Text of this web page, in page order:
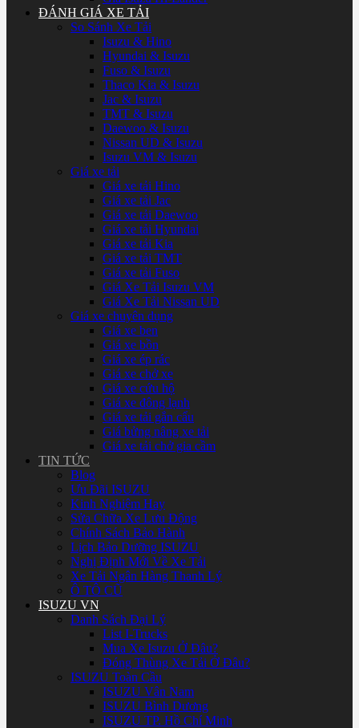
ĐÁNH GIÁ XE TẢI
So Sánh Xe Tải
Isuzu & Hino
Hyundai & Isuzu
Fuso & Isuzu
Thaco Kia & Isuzu
Jac & Isuzu
TMT & Isuzu
Daewoo & Isuzu
Nissan UD & Isuzu
Isuzu VM & Isuzu
Giá xe tải
Giá xe tải Hino
Giá xe tải Jac
Giá xe tải Daewoo
Giá xe tải Hyundai
Giá xe tải Kia
Giá xe tải TMT
Giá xe tải Fuso
Giá Xe Tải Isuzu VM
Giá Xe Tải Nissan UD
Giá xe chuyên dụng
Giá xe ben
Giá xe bồn
Giá xe ép rác
Giá xe chở xe
Giá xe cứu hộ
Giá xe đông lạnh
Giá xe tải gắn cẩu
Giá bửng nâng xe tải
Giá xe tải chở gia cầm
TIN TỨC
Blog
Ưu Đãi ISUZU
Kinh Nghiệm Hay
Sửa Chữa Xe Lưu Động
Chính Sách Bảo Hành
Lịch Bảo Dưỡng ISUZU
Nghị Định Mới Về Xe Tải
Xe Tải Ngân Hàng Thanh Lý
Ô TÔ CŨ
ISUZU VN
Danh Sách Đại Lý
List I-Trucks
Mua Xe Isuzu Ở Đâu?
Đóng Thùng Xe Tải Ở Đâu?
ISUZU Toàn Cầu
ISUZU Vân Nam
ISUZU Bình Dương
ISUZU TP. Hồ Chí Minh